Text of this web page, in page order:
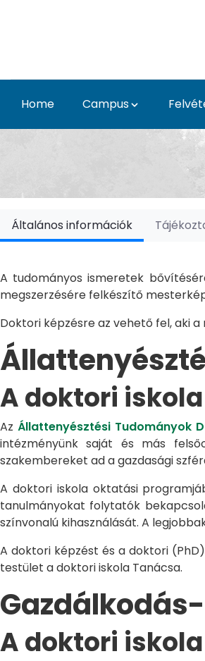
Home Campus
Doktori
Általános információk
A tudományos ismeretek
megszerzésére felkészítő
Doktori képzésre az vehető fel, aki
A doktori
Az Állattenyésztési Tudományok
intézményünk saját és más
szakembereket ad a gazdasági
A doktori iskola oktatási
tanulmányokat folytatók
színvonalú kihasználását. A
A doktori képzést és a doktori
testület a doktori iskola Tanácsa.
A doktori